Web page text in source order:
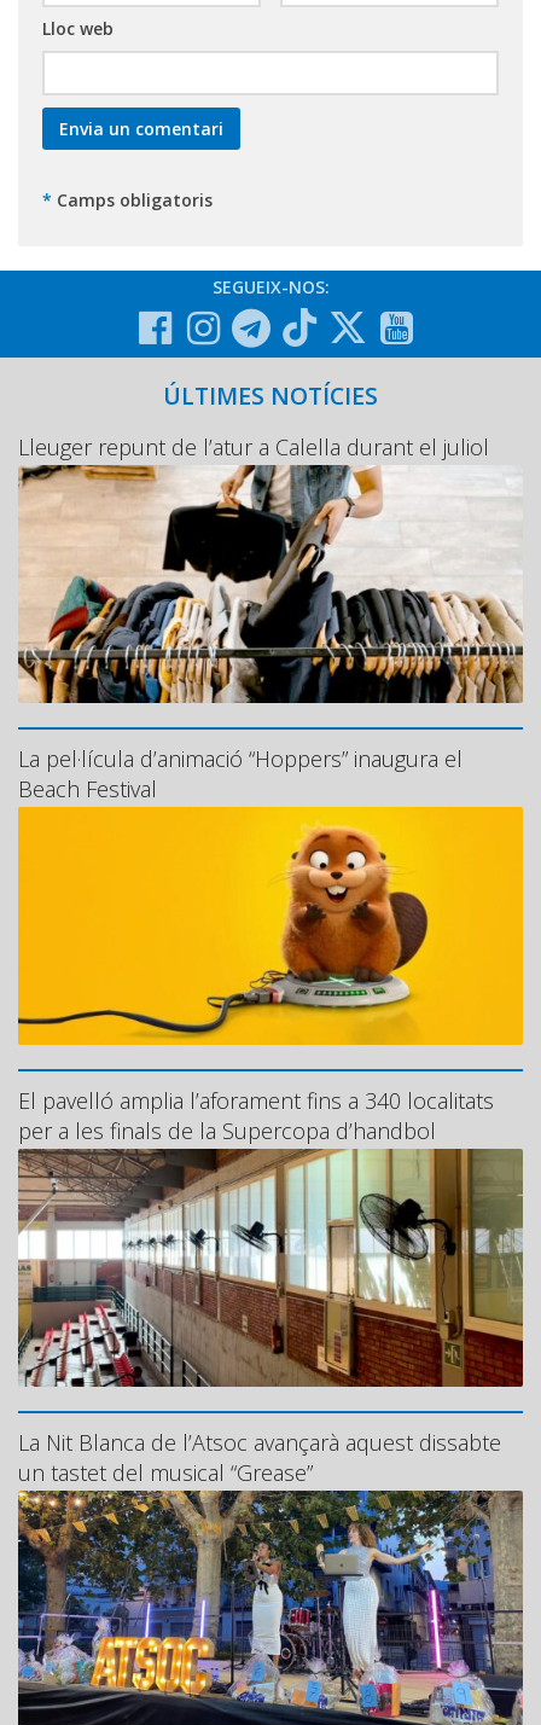
Lloc web
* Camps obligatoris
SEGUEIX-NOS:
ÚLTIMES NOTÍCIES
Lleuger repunt de l’atur a Calella durant el juliol
La pel·lícula d’animació “Hoppers” inaugura el
Beach Festival
El pavelló amplia l’aforament fins a 340 localitats
per a les finals de la Supercopa d’handbol
La Nit Blanca de l’Atsoc avançarà aquest dissabte
un tastet del musical “Grease”